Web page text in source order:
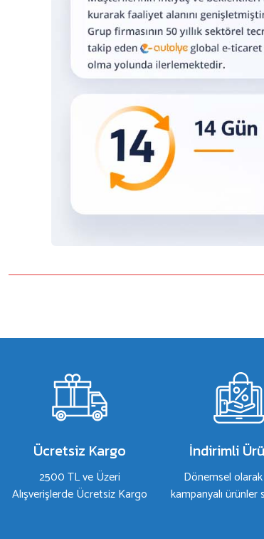
Ürün açıklamasında eksik bilgiler bulunuyor.
Ürün bilgilerinde hatalar bulunuyor.
Ürün fiyatı diğer sitelerden daha pahalı.
Bu ürüne benzer farklı alternatifler olmalı.
Ücretsiz Kargo
2500 TL ve Üzeri
Alışverişlerde Ücretsiz Kargo
İndirimli
Dönemsel
kampanyalı ürünler